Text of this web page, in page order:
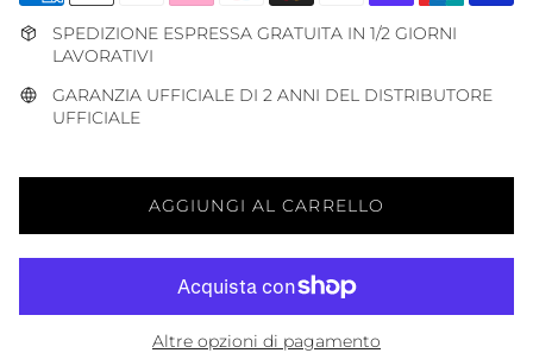
SPEDIZIONE ESPRESSA GRATUITA IN 1/2 GIORNI
LAVORATIVI
GARANZIA UFFICIALE DI 2 ANNI DEL DISTRIBUTORE
UFFICIALE
AGGIUNGI AL CARRELLO
Altre opzioni di pagamento